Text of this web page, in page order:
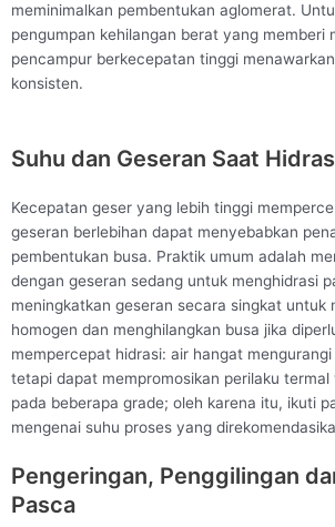
meminimalkan pembentukan aglomerat.
pengumpan kehilangan berat yang memberi
pencampur berkecepatan tinggi
konsisten.
Suhu dan Geseran Saat
Kecepatan geser yang lebih tinggi
geseran berlebihan dapat menyebabkan
pembentukan busa. Praktik umum adalah
dengan geseran sedang untuk menghidrasi
meningkatkan geseran secara singkat untuk
homogen dan menghilangkan busa jika
mempercepat hidrasi: air hangat
tetapi dapat mempromosikan perilaku termal
pada beberapa grade; oleh karena itu, ikuti
mengenai suhu proses yang
Pengeringan, Penggilingan
Pasca